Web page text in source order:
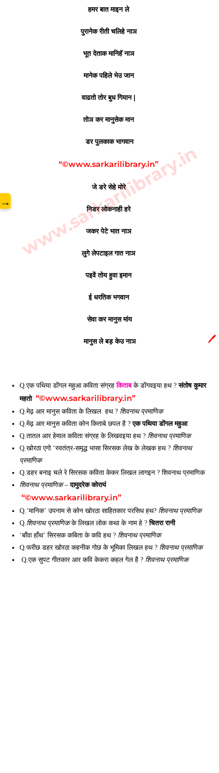
हमर बात माइन ले
पुरानेक रीती चलिहे नाञ
भूत देताक मानिहॅ नाञ
मानेक पहिले भेउ जान
वाढतो तोर बुध गियान |
तोञ कर मानुसेक मान
डर पुलकाक भागवान
“©www.sarkarilibrary.in”
जे डरे सेहे मोरे
निडर लोकनाही हरे
जकर पेटे भात नाञ
लुगे लेपटाइल गात नाञ
पइवें तोय हुवा इमान
ई धरतिक भगवान
सेवा कर मानुस मांय
मानुस ले बड़ केउ नाञ
Q.एक पथिया डोंगल महुआ कविता संग्रहकिताबके डोंगवइया हथ ?संतोष कुमार
महतो “©www.sarkarilibrary.in”
Q.मेढ़ आर मानुस कविता के लिखल हथ ? शिवनाथ प्रमाणिक
Q.मेढ़ आर मानुस कविता कोन किताबे छपल है ?एक पथिया डोंगल महुआ
Q.तातल आर हेमाल कविता संग्रह के लिखवइया हथ ? शिवनाथ प्रमाणिक
Q.खोरठा एगो ‘स्वतंत्र-समृद्ध भासा सिरसक लेख के लेखक हथ ? शिवनाथ
प्रमाणिक
Q.डहर बनाइ चले रे सिरसक कविता केकर लिखल लागइन ? शिवनाथ प्रमाणिक
शिवनाथ प्रमाणिक– दामुदरेक कोरायं
“©www.sarkarilibrary.in”
Q.’मानिक’ उपनाम से कोन खोरठा साहितकार परसिध हथ? शिवनाथ प्रमाणिक
Q.शिवनाथ प्रमाणिकके लिखल लोक कथा के नाम हे ?चितरा रानी
‘बाँवा हाँथ’ सिरसक कबिता के कवि हथ ? शिवनाथ प्रमाणिक
Q.फरीछ डहर खोरठा कहनीक गोछ के भूमिका लिखल हथ ? शिवनाथ प्रमाणिक
Q.एक सुपट गीतकार आर कवि केकरा कहल गेल है ? शिवनाथ प्रमाणिक
www.sarkarilibrary.in
→
🖊️